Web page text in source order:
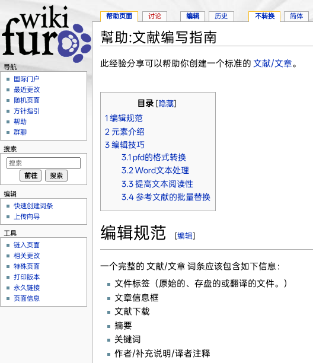
幫助:文献编写指南
此经验分享可以帮助你创建一个标准的 文献/文章。
目录 [隐藏]
1 编辑规范
2 元素介绍
3 编辑技巧
3.1 pfd的格式转换
3.2Word文本处理
3.3提高文本阅读性
3.4参考文献的批量替换
编辑规范 [编辑]
一个完整的 文献/文章 词条应该包含如下信息：
文件标签（原始的、存盘的或翻译的文件。）
文章信息框
文献下载
摘要
关键词
作者/补充说明/译者注释
帮助页面 讨论 编辑 历史 不转换 简体
导航
国际门户
最近更改
随机页面
方针指引
帮助
群聊
搜索
编辑
快速创建词条
上传向导
工具
链入页面
相关更改
特殊页面
打印版本
永久链接
页面信息